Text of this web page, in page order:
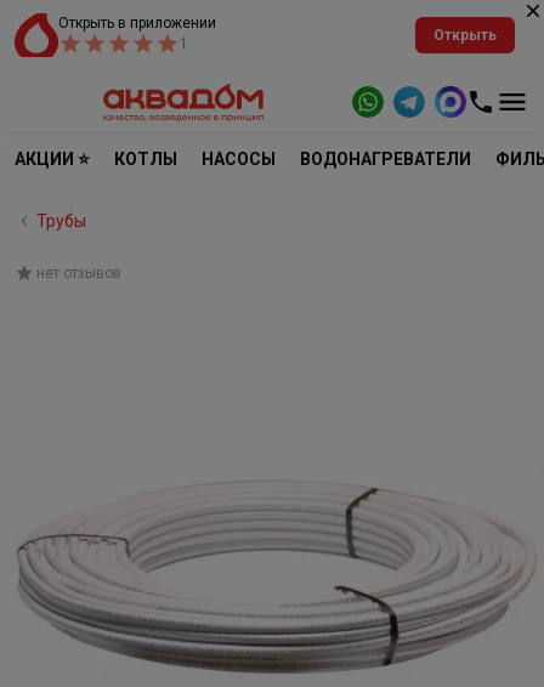
Открыть в приложении
1
Открыть
АКЦИИ ⭐ КОТЛЫ НАСОСЫ ВОДОНАГРЕВАТЕЛИ
Трубы
нет отзывов